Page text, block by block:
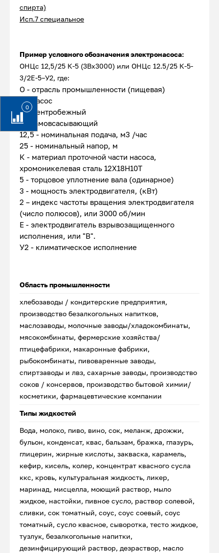
0
спирта)
Исп.7 специальное
Пример условного обозначения электронасоса:
ОНЦс 12,5/25 К-5 (3Вх3000) или ОНЦс 12.5/25 К-5-
3/2Е-5–У2, где:
О - отрасль промышленности (пищевая)
Н - насос
Ц - центробежный
с - самовсасывающий
12,5 - номинальная подача, м3 /час
25 - номинальный напор, м
К - материал проточной части насоса,
хромоникелевая сталь 12Х18Н10Т
5 - торцовое уплотнение вала (одинарное)
3 - мощность электродвигателя, (кВт)
2 – индекс частоты вращения электродвигателя
(число полюсов), или 3000 об/мин
Е - электродвигатель взрывозащищенного
исполнения, или "В".
У2 - климатическое исполнение
Область промышленности
хлебозаводы / кондитерские предприятия,
производство безалкогольных напитков,
маслозаводы, молочные заводы/хладокомбинаты,
мясокомбинаты, фермерские хозяйства/
птицефабрики, макаронные фабрики,
рыбокомбинаты, пивоваренные заводы,
спиртзаводы и лвз, сахарные заводы, производство
соков / консервов, производство бытовой химии/
косметики, фармацевтические компании
Типы жидкостей
Вода, молоко, пиво, вино, сок, меланж, дрожжи,
бульон, конденсат, квас, бальзам, бражка, глазурь,
глицерин, жирные кислоты, закваска, карамель,
кефир, кисель, колер, концентрат квасного сусла
ккс, кровь, культуральная жидкость, ликер,
маринад, мисцелла, моющий раствор, мыло
жидкое, настойки, пивное сусло, раствор солевой,
сливки, сок томатный, соус, соус соевый, соус
томатный, сусло квасное, сыворотка, тесто жидкое,
тузлук, безалкогольные напитки,
дезинфицирующий раствор, дезраствор, масло